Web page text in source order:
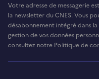
Votre adresse de messagerie
la newsletter du CNES. Vous
désabonnement intégré dans
gestion de vos données
consultez notre Politique de